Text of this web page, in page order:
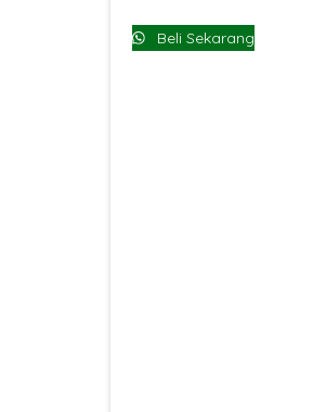
adalah:
Beli Sekarang